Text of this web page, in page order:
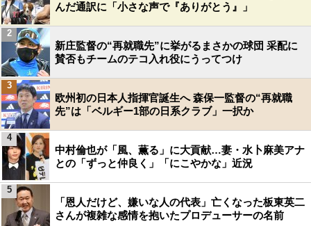
んだ通訳に「小さな声で『ありがとう』」
新庄監督の“再就職先”に挙がるまさかの球団 采配に
賛否もチームのテコ入れ役にうってつけ
2
欧州初の日本人指揮官誕生へ 森保一監督の“再就職
先”は「ベルギー1部の日系クラブ」一択か
3
中村倫也が「風、薫る」に大貢献…妻・水卜麻美アナ
との「ずっと仲良く」「にこやかな」近況
4
「恩人だけど、嫌いな人の代表」亡くなった板東英二
さんが複雑な感情を抱いたプロデューサーの名前
5